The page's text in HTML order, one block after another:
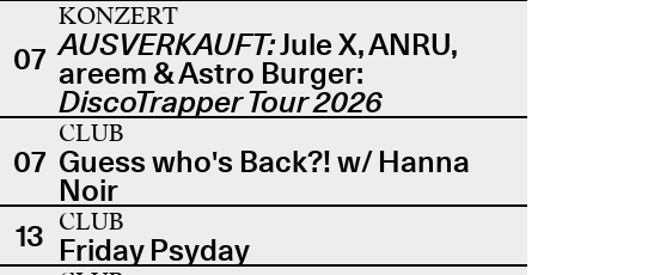
07
KONZERT
AUSVERKAUFT:Jule X, ANRU,
areem & Astro Burger:
DiscoTrapper Tour 2026
07
CLUB
Guess who's Back?! w/ Hanna
Noir
13 CLUB
Friday Psyday